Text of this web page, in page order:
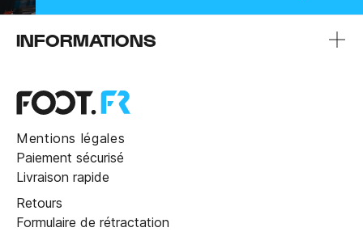
INFORMATIONS
Mentions légales
Paiement sécurisé
Livraison rapide
Retours
Formulaire de rétractation